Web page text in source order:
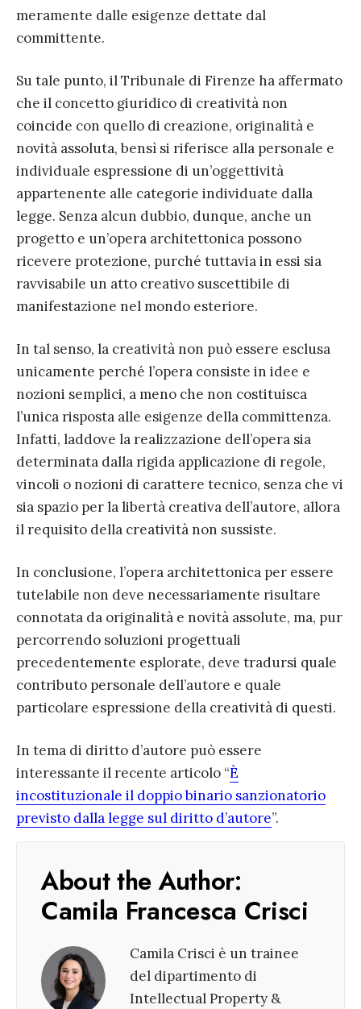
meramente dalle esigenze dettate dal
committente.
Su tale punto, il Tribunale di Firenze ha affermato
che il concetto giuridico di creatività non
coincide con quello di creazione, originalità e
novità assoluta, bensì si riferisce alla personale e
individuale espressione di un’oggettività
appartenente alle categorie individuate dalla
legge. Senza alcun dubbio, dunque, anche un
progetto e un’opera architettonica possono
ricevere protezione, purché tuttavia in essi sia
ravvisabile un atto creativo suscettibile di
manifestazione nel mondo esteriore.
In tal senso, la creatività non può essere esclusa
unicamente perché l’opera consiste in idee e
nozioni semplici, a meno che non costituisca
l’unica risposta alle esigenze della committenza.
Infatti, laddove la realizzazione dell’opera sia
determinata dalla rigida applicazione di regole,
vincoli o nozioni di carattere tecnico, senza che vi
sia spazio per la libertà creativa dell’autore, allora
il requisito della creatività non sussiste.
In conclusione, l’opera architettonica per essere
tutelabile non deve necessariamente risultare
connotata da originalità e novità assolute, ma, pur
percorrendo soluzioni progettuali
precedentemente esplorate, deve tradursi quale
contributo personale dell’autore e quale
particolare espressione della creatività di questi.
In tema di diritto d’autore può essere
interessante il recente articolo “È
incostituzionale il doppio binario sanzionatorio
previsto dalla legge sul diritto d’autore”.
About the Author:
Camila Francesca Crisci
Camila Crisci è un trainee
del dipartimento di
Intellectual Property &